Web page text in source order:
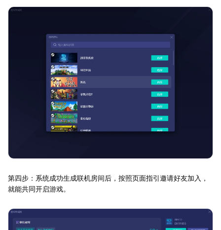
第四步：系统成功生成联机房间后，按照页面指引邀请好友加入，
就能共同开启游戏。